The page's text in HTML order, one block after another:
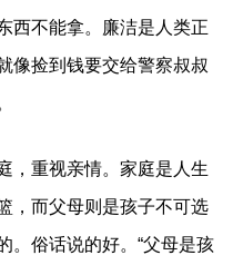
西不能拿。廉洁是人类正
像捡到钱要交给警察叔叔
重视亲情。家庭是人生
，而父母则是孩子不可选
。俗话说的好。“父母是孩